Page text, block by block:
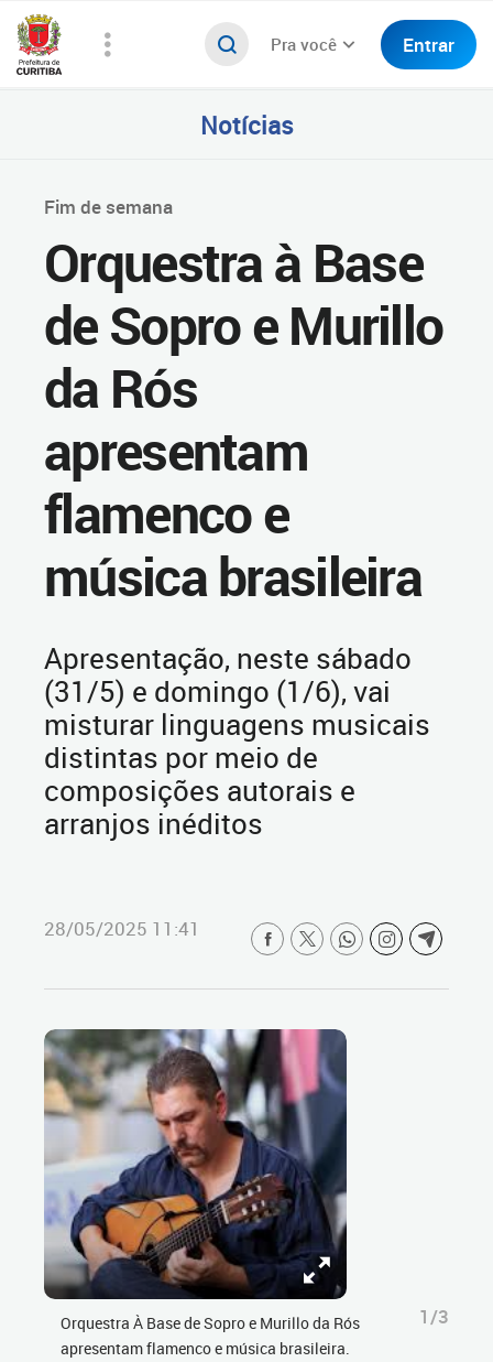
Pra você Entrar
Notícias
Fim de semana
Orquestra à Base
de Sopro e Murillo
da Rós
apresentam
flamenco e
música brasileira
Apresentação, neste sábado
(31/5) e domingo (1/6), vai
misturar linguagens musicais
distintas por meio de
composições autorais e
arranjos inéditos
28/05/2025 11:41
Orquestra À Base de Sopro e Murillo da Rós
apresentam flamenco e música brasileira.
1/3